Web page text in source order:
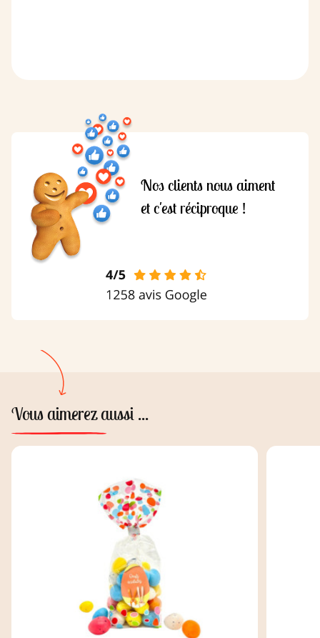
Nos clients nous aiment
et c'est réciproque !
Vous aimerez aussi ...